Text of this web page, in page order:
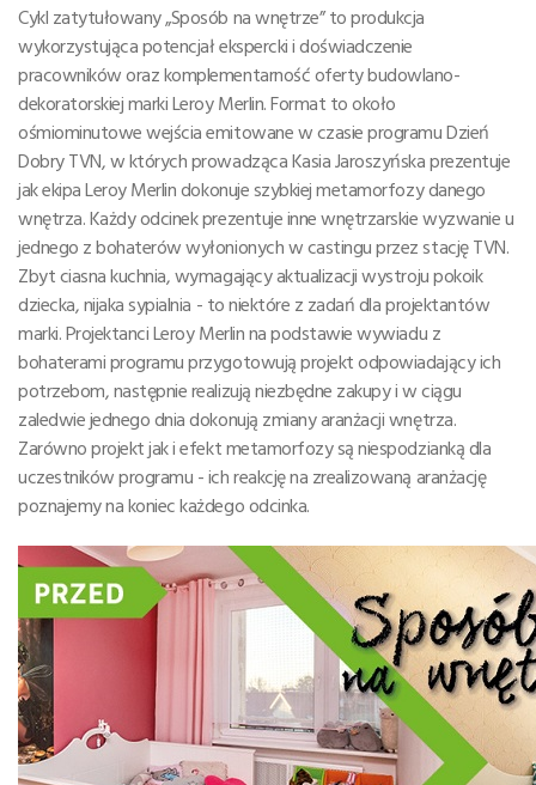
Cykl zatytułowany „Sposób na wnętrze” to produkcja
wykorzystująca potencjał ekspercki i doświadczenie
pracowników oraz komplementarność oferty budowlano-
dekoratorskiej marki Leroy Merlin. Format to około
ośmiominutowe wejścia emitowane w czasie programu Dzień
Dobry TVN, w których prowadząca Kasia Jaroszyńska prezentuje
jak ekipa Leroy Merlin dokonuje szybkiej metamorfozy danego
wnętrza. Każdy odcinek prezentuje inne wnętrzarskie wyzwanie u
jednego z bohaterów wyłonionych w castingu przez stację TVN.
Zbyt ciasna kuchnia, wymagający aktualizacji wystroju pokoik
dziecka, nijaka sypialnia - to niektóre z zadań dla projektantów
marki. Projektanci Leroy Merlin na podstawie wywiadu z
bohaterami programu przygotowują projekt odpowiadający ich
potrzebom, następnie realizują niezbędne zakupy i w ciągu
zaledwie jednego dnia dokonują zmiany aranżacji wnętrza.
Zarówno projekt jak i efekt metamorfozy są niespodzianką dla
uczestników programu - ich reakcję na zrealizowaną aranżację
poznajemy na koniec każdego odcinka.